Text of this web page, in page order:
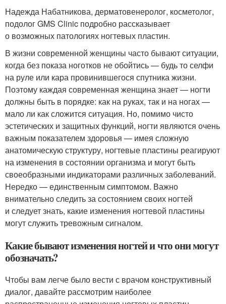
Надежда Набатникова, дерматовенеролог, косметолог,
подолог GMS Clinic подробно рассказывает
о возможных патологиях ногтевых пластин.
В жизни современной женщины часто бывают ситуации,
когда без показа ноготков не обойтись — будь то селфи
на руле или кара провинившегося спутника жизни.
Поэтому каждая современная женщина знает — ногти
должны быть в порядке: как на руках, так и на ногах —
мало ли как сложится ситуация. Но, помимо чисто
эстетических и защитных функций, ногти являются очень
важным показателем здоровья — имея сложную
анатомическую структуру, ногтевые пластины реагируют
на изменения в состоянии организма и могут быть
своеобразными индикаторами различных заболеваний.
Нередко — единственным симптомом. Важно
внимательно следить за состоянием своих ногтей
и следует знать, какие изменения ногтевой пластины
могут служить тревожным сигналом.
Какие бывают изменения ногтей и что они могут
обозначать?
Чтобы вам легче было вести с врачом конструктивный
диалог, давайте рассмотрим наиболее